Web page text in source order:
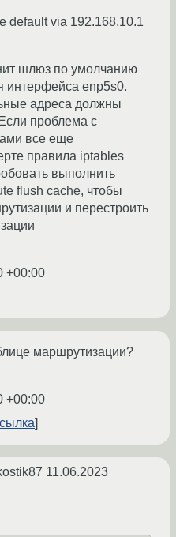
default via 192.168.10.1
шлюз по умолчанию
интерфейса enp5s0.
адреса должны
проблема с
все еще
правила iptables
выполнить
flush cache, чтобы
и перестроить
+00:00
маршрутизации?
+00:00
11.06.2023